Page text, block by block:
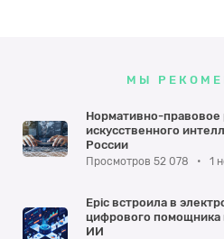
МЫ
Нормативно-правовое
искусственного
России
Просмотров 52 078 • 1
Epic встроила в
цифрового помощника
ИИ